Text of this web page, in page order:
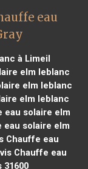
eau
à Limeil
elm leblanc
elm leblanc
elm leblanc
eau solaire elm
solaire elm
Chauffe eau
Chauffe eau
31600